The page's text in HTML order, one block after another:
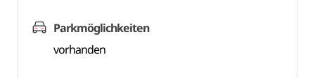
Parkmöglichkeiten
vorhanden